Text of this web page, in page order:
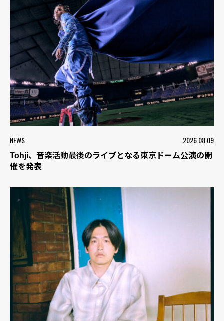
NEWS 2026.08.09
Tohji、音楽活動最後のライブとなる東京ドーム公演の開
催を発表